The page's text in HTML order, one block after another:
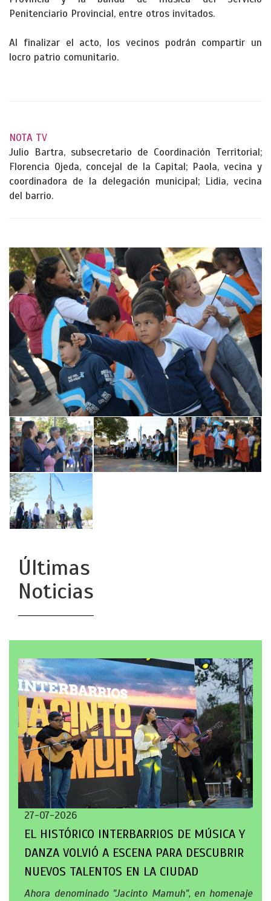
Penitenciario Provincial, entre otros invitados.
Al finalizar el acto, los vecinos podrán compartir un
locro patrio comunitario.
NOTA TV
Julio Bartra, subsecretario de Coordinación Territorial;
Florencia Ojeda, concejal de la Capital; Paola, vecina y
coordinadora de la delegación municipal; Lidia, vecina
del barrio.
Últimas
Noticias
27-07-2026
EL HISTÓRICO INTERBARRIOS DE MÚSICA Y
DANZA VOLVIÓ A ESCENA PARA DESCUBRIR
NUEVOS TALENTOS EN LA CIUDAD
Ahora denominado "Jacinto Mamuh", en homenaje